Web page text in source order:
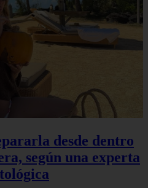
desde dentro
según una experta